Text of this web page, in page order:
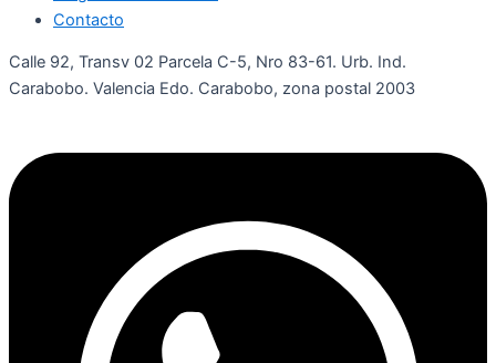
Contacto
Calle 92, Transv 02 Parcela C-5, Nro 83-61. Urb. Ind.
Carabobo. Valencia Edo. Carabobo, zona postal 2003